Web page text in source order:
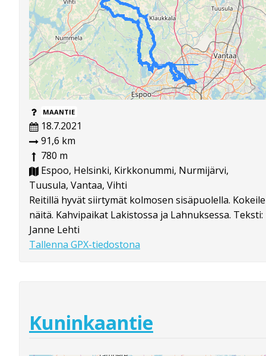
MAANTIE
18.7.2021
91,6 km
780 m
Espoo, Helsinki, Kirkkonummi, Nurmijärvi,
Tuusula, Vantaa, Vihti
Reitillä hyvät siirtymät kolmosen sisäpuolella. Kokeile
näitä. Kahvipaikat Lakistossa ja Lahnuksessa. Teksti:
Janne Lehti
Tallenna GPX-tiedostona
Kuninkaantie